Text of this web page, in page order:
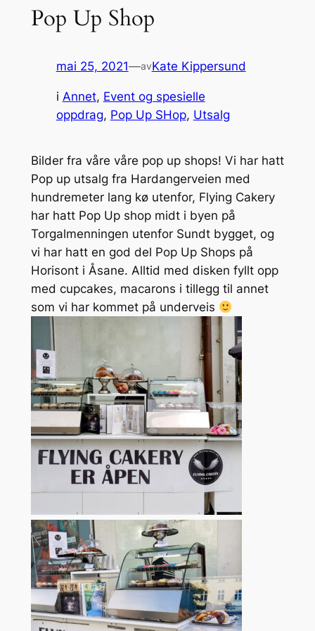
Pop Up Shop
mai 25, 2021—avKate Kippersund
i Annet, Event og spesielle
oppdrag, Pop Up SHop, Utsalg
Bilder fra våre våre pop up shops! Vi har hatt
Pop up utsalg fra Hardangerveien med
hundremeter lang kø utenfor, Flying Cakery
har hatt Pop Up shop midt i byen på
Torgalmenningen utenfor Sundt bygget, og
vi har hatt en god del Pop Up Shops på
Horisont i Åsane. Alltid med disken fyllt opp
med cupcakes, macarons i tillegg til annet
som vi har kommet på underveis